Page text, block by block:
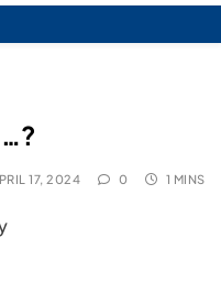
17, 2024 0 1 MINS